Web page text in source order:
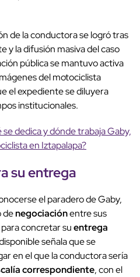
de la conductora se logró tras
y la difusión masiva del caso
pública se mantuvo activa
del motociclista
el expediente se diluyera
institucionales.
se dedica y dónde trabaja Gaby,
en Iztapalapa?
su entrega
el paradero de Gaby,
denegociaciónentre sus
concretar suentrega
señala que se
en el que la conductora sería
correspondiente, con el